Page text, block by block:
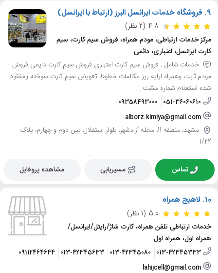
9. فروشگاه خدمات ایرانسل البرز (ارتباط با ایرانسل)
4.8 (2 نظر)
مرکز خدمات ارتباطی، مودم همراه، فروش سیم کارت، سیم
کارت ایرانسل، اعتباری، دائمی
خدمات شامل . فروش سیم کارت اعتباری فروش سیم کارت دایمی فروش
مودم ثابت وهمراه ارایه ریز مکالمات خطوط تعویض سیم کارت سوخته ومفقود
شده استعلام شماره مشت...
051-36060610
09358493000
alborz.kimiya@gmail.com
مشهد، منطقه 11، محله آزادشهر، بلوار استقلال، بین دوم و چهارم، پلاک
1/22
تماس مسیریابی مشاهده پروفایل
10. لاهیج همراه
5.0 (1 نظر)
خدمات ارتباطی تلفن همراه، کارت شاژ/رایتل/ایرانسل/
همراه اول، همراه اول
013-42345333
013-42345080
013-42345633
09112464644
lahijcell@gmail.com